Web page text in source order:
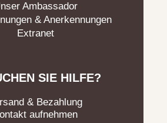
Ambassador
& Anerkennungen
Extranet
SIE HILFE?
& Bezahlung
aufnehmen